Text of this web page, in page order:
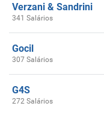
Verzani & Sandrini
341 Salários
Gocil
307 Salários
G4S
272 Salários